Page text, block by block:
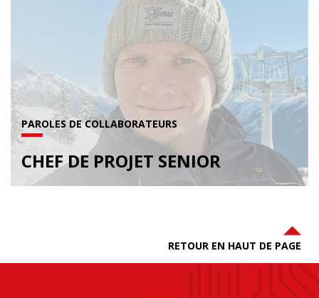
PAROLES DE COLLABORATEURS
CHEF DE PROJET SENIOR
RETOUR EN HAUT DE PAGE